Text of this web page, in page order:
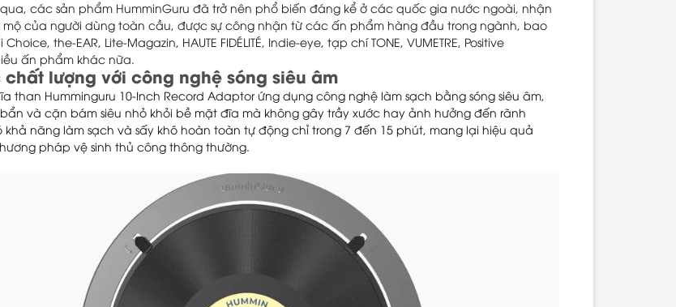
qua, các sản phẩm HumminGuru đã trở nên phổ biến đáng kể ở các quốc gia nước ngoài, nhận
mộ của người dùng toàn cầu, được sự công nhận từ các ấn phẩm hàng đầu trong ngành, bao
the-EAR, Lite-Magazin, HAUTE FIDÉLITÉ, Indie-eye, tạp chí TONE, VUMETRE, Positive
ấn phẩm khác nữa.
chất lượng với công nghệ sóng siêu âm
than Humminguru 10-Inch Record Adaptor ứng dụng công nghệ làm sạch bằng sóng siêu âm,
và cặn bám siêu nhỏ khỏi bề mặt đĩa mà không gây trầy xước hay ảnh hưởng đến rãnh
khả năng làm sạch và sấy khô hoàn toàn tự động chỉ trong 7 đến 15 phút, mang lại hiệu quả
pháp vệ sinh thủ công thông thường.